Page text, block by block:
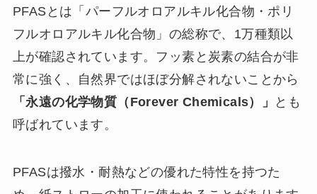
PFASとは「パーフルオロアルキル化合物・ポリ
フルオロアルキル化合物」の総称で、1万種類以
上が確認されています。フッ素と炭素の結合が非
常に強く、自然界ではほぼ分解されないことから
「永遠の化学物質（Forever Chemicals）」
とも
呼ばれています。
PFASは撥水・耐熱などの優れた特性を持つた